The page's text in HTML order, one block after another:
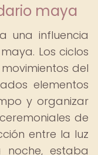
maya
una influencia
Los ciclos
del
elementos
y organizar
de
entre la luz
estaba